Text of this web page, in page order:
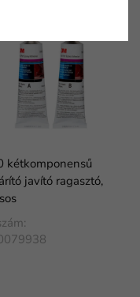
kétkomponensű
javító ragasztó,